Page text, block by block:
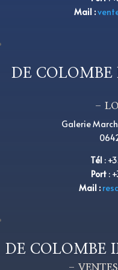
Mail :
DE
–
Galerie
Tél:+
Port:+
Mail :
DE COLOMBE
–